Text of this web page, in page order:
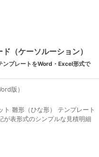
（ケーソルーション）
ンプレートをWord・Excel形式で
版）
ト 雛形（ひな形） テンプレート
が表形式のシンプルな見積明細